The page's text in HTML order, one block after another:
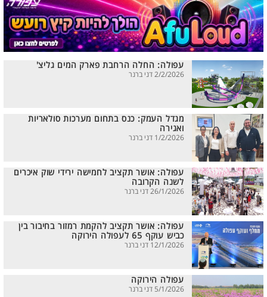
עפולה: החלה הרחבת פארק המים גליצ'
2/2/2026 דני ברנר
מגדל העמק: כנס בתחום מערכות סולאריות
ואגירה
1/2/2026 דני ברנר
עפולה: אושר תקציב לחמישה ירידי שוק איכרים
לשנה הקרובה
26/1/2026 דני ברנר
עפולה: אושר תקציב להקמת רמזור בחיבור בין
כביש עוקף 65 לעפולה הירוקה
12/1/2026 דני ברנר
עפולה הירוקה
5/1/2026 דני ברנר